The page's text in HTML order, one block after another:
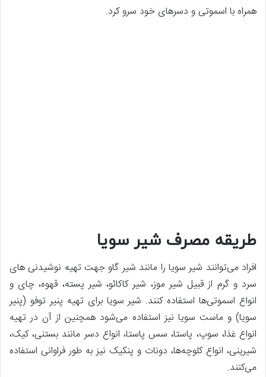
همراه با اسموتی و دسرهای خود سرو کرد.
طریقه مصرف شیر سویا
افراد می‌توانند شیر سویا را مانند شیر گاو جهت تهیه نوشیدنی‌ های
سرد و گرم از قبیل شیر موز، شیر کاکائو، شیر پسته، قهوه، چای و
انواع اسموتی‌ها استفاده کنند. شیر سویا برای تهیه پنیر توفو (پنیر
سویا) و ماست سویا نیز استفاده می‌شود همچنین از آن در تهیه
انواع غذا، سوپ، پاستا، سس پاستا، انواع دسر مانند بستنی، کیک،
شیرینی، انواع کلوچه‌ها، دونات و پنکیک نیز به طور فراوانی استفاده
می‌کنند.